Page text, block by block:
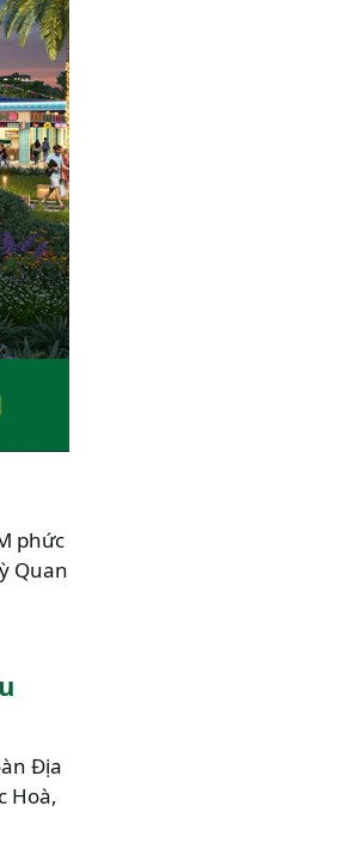
phức
Quan
Địa
Hoà,